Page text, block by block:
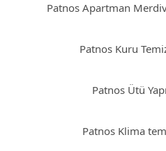
Patnos Apartman
Patnos Kuru
Patnos Ütü
Patnos Klima